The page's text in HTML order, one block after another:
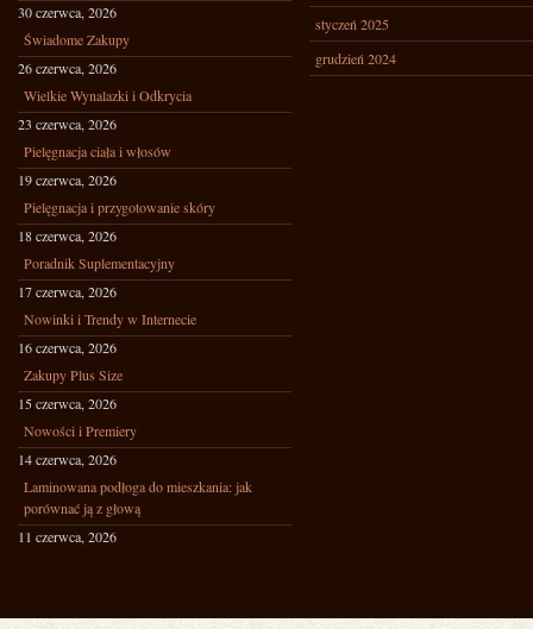
30 czerwca, 2026
Świadome Zakupy
26 czerwca, 2026
Wielkie Wynalazki i Odkrycia
23 czerwca, 2026
Pielęgnacja ciała i włosów
19 czerwca, 2026
Pielęgnacja i przygotowanie skóry
18 czerwca, 2026
Poradnik Suplementacyjny
17 czerwca, 2026
Nowinki i Trendy w Internecie
16 czerwca, 2026
Zakupy Plus Size
15 czerwca, 2026
Nowości i Premiery
14 czerwca, 2026
Laminowana podłoga do mieszkania: jak
porównać ją z głową
11 czerwca, 2026
styczeń 2025
grudzień 2024